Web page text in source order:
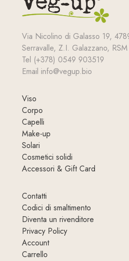
Via Nicolino di Galasso 19,
Serravalle, Z.I. Galazzano, RSM
Tel (+378) 0549 903519
Email info@vegup.bio
Viso
Corpo
Capelli
Make-up
Solari
Cosmetici solidi
Accessori & Gift Card
Contatti
Codici di smaltimento
Diventa un rivenditore
Privacy Policy
Account
Carrello